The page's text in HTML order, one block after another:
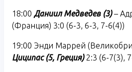
18:00 Даниил Медведев (3)–
(Франция) 3:0 (6-3, 6-3, 7-6(4))
19:00 Энди Маррей
Циципас (5, Греция) 2:3 (6-7(3),